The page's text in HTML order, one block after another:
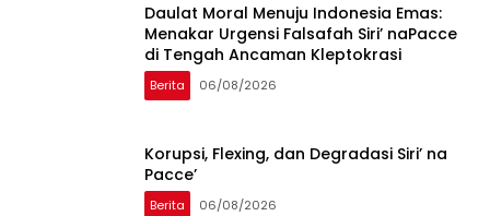
Daulat Moral Menuju Indonesia Emas:
Menakar Urgensi Falsafah Siri’ naPacce
di Tengah Ancaman Kleptokrasi
Berita 06/08/2026
Korupsi, Flexing, dan Degradasi Siri’ na
Pacce’
Berita 06/08/2026